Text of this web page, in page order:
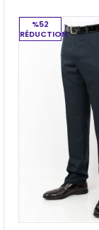
%52
RÉDUCTION